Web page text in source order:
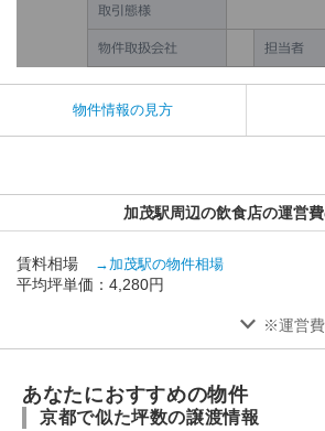
物件情報の見方
加茂駅周辺の飲食店の運営
賃料相場 →加茂駅の物件相場
平均坪単価：4,280円
※運営費
あなたにおすすめの物件
京都で似た坪数の譲渡情報